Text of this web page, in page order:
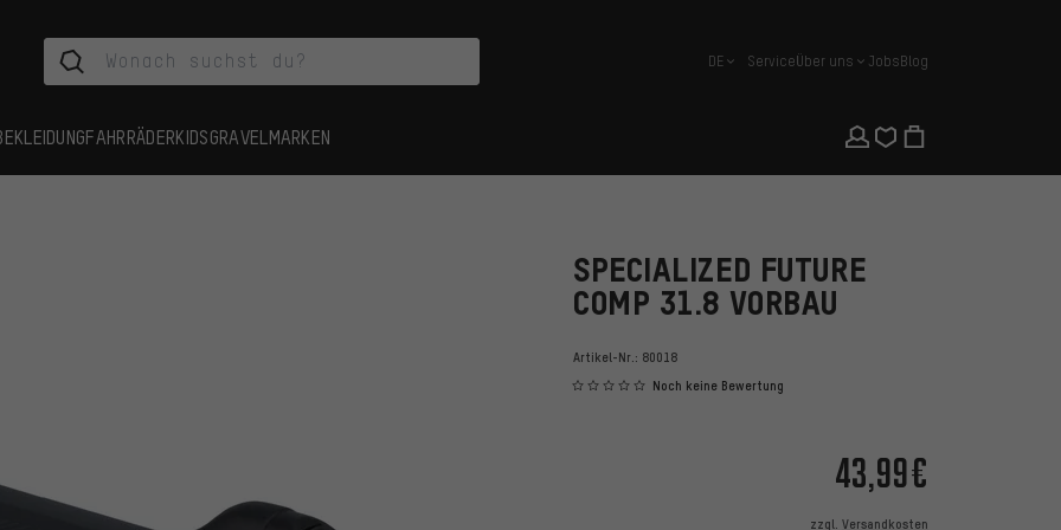
Deutsch
DE ServiceÜber uns JobsBlog
FAHRRÄDERKIDSGRAVEL MARKEN
SPECIALIZED FUTURE
COMP 31.8 VORBAU
Artikel-Nr.: 80018
Noch keine Bewertung
43,99€
zzgl. Versandkosten